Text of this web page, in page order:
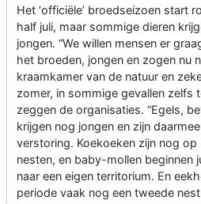
Het ‘officiële’ broedseizoen start
half juli, maar sommige dieren
jongen. “We willen mensen er
het broeden, jongen en zogen nu
kraamkamer van de natuur en
zomer, in sommige gevallen zelfs
zeggen de organisaties. “Egels,
krijgen nog jongen en zijn
verstoring. Koekoeken zijn nog
nesten, en baby-mollen beginnen
naar een eigen territorium. En
periode vaak nog een tweede